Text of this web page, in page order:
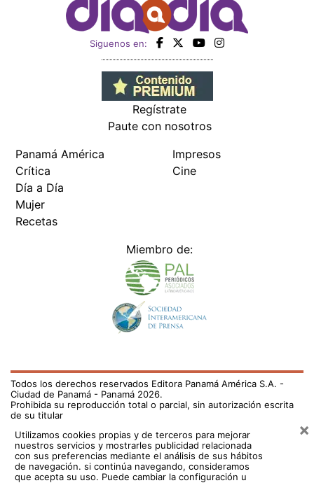
Siguenos en:
Regístrate
Paute con nosotros
Panamá América
Crítica
Día a Día
Mujer
Recetas
Impresos
Cine
Miembro de:
Todos los derechos reservados Editora Panamá América S.A. -
Ciudad de Panamá - Panamá 2026.
Prohibida su reproducción total o parcial, sin autorización escrita
de su titular
Utilizamos cookies propias y de terceros para mejorar
nuestros servicios y mostrarles publicidad relacionada
con sus preferencias mediante el análisis de sus hábitos
de navegación. si continúa navegando, consideramos
que acepta su uso. Puede cambiar la configuración u
×